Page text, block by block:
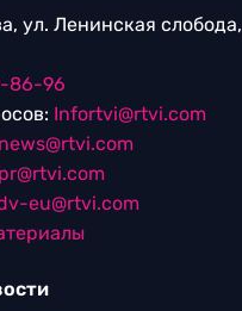
ул. Ленинская слобода,
86-96
Infortvi@rtvi.com
news@rtvi.com
pr@rtvi.com
eu@rtvi.com